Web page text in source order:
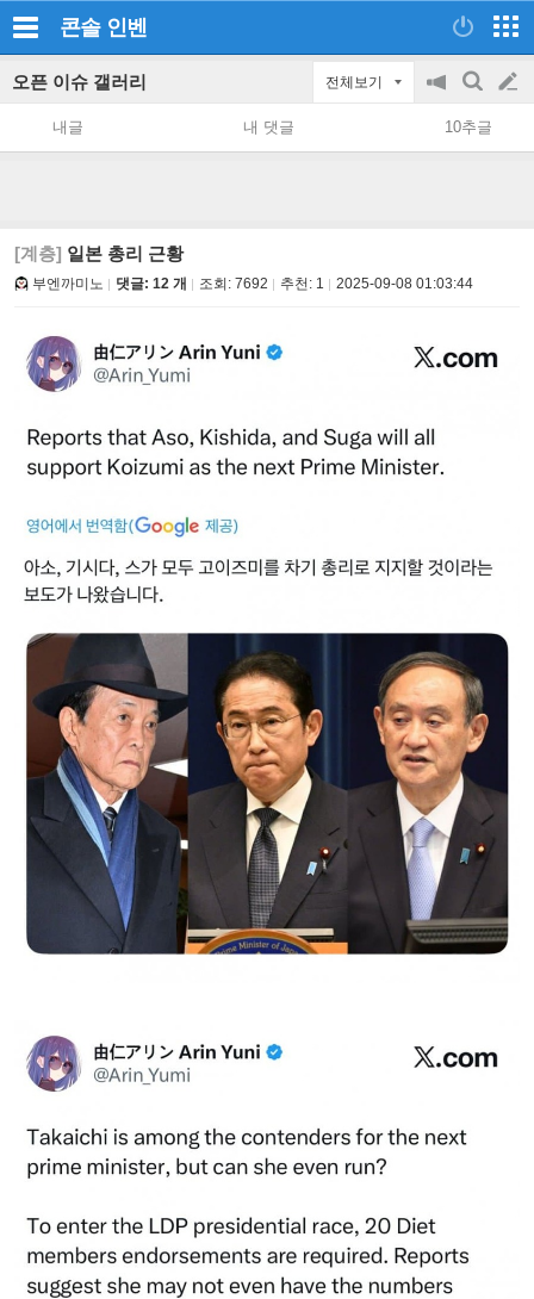
콘솔 인벤
오픈 이슈 갤러리 전체보기
공
지
on/off
검
색
글
쓰
내글 내 댓글 10추글
[계층] 일본 총리 근황
부엔까미노 댓글: 12 개 조회: 7692 추천: 1 2025-09-08 01:03:44